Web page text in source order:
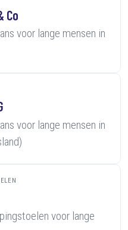
Co
voor lange mensen in
voor lange mensen in
voor lange